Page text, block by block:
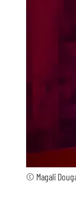
© Magali